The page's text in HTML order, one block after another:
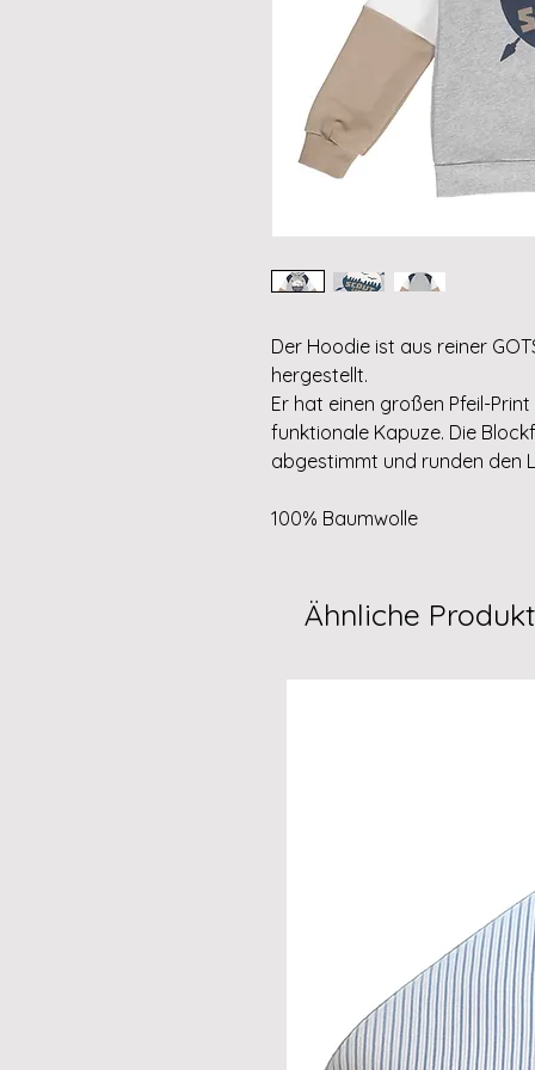
Der Hoodie ist aus reiner
hergestellt.
Er hat einen großen Pfeil-
funktionale Kapuze. Die
abgestimmt und runden den
100% Baumwolle
Ähnliche